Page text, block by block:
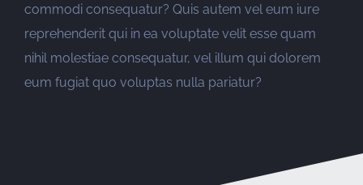
commodi consequatur? Quis autem vel eum iure
reprehenderit qui in ea voluptate velit esse quam
nihil molestiae consequatur, vel illum qui dolorem
eum fugiat quo voluptas nulla pariatur?